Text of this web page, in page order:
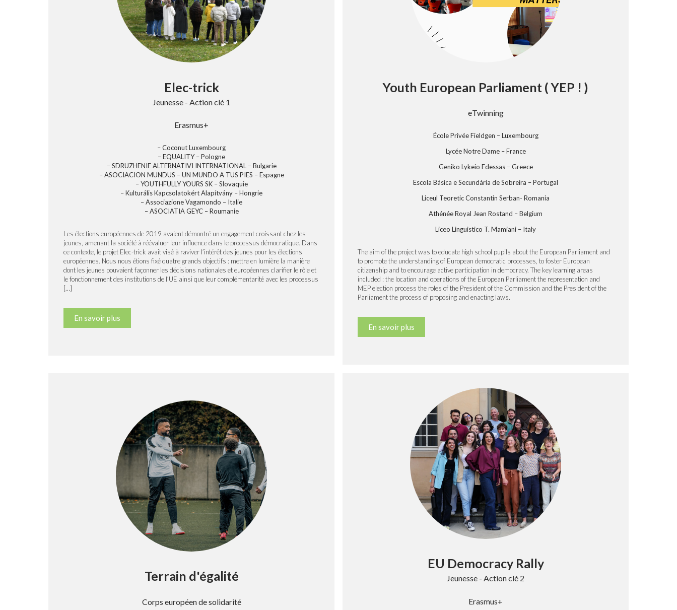
Elec-trick
Jeunesse - Action clé 1
Erasmus+
– Coconut Luxembourg
– EQUALITY – Pologne
– SDRUZHENIE ALTERNATIVI INTERNATIONAL – Bulgarie
– ASOCIACION MUNDUS – UN MUNDO A TUS PIES – Espagne
– YOUTHFULLY YOURS SK – Slovaquie
– Kulturális Kapcsolatokért Alapítvány – Hongrie
– Associazione Vagamondo – Italie
– ASOCIATIA GEYC – Roumanie
Les élections européennes de 2019 avaient démontré un engagement croissant chez les
jeunes, amenant la société à réévaluer leur influence dans le processus démocratique. Dans
ce contexte, le projet Elec-trick avait visé à raviver l’intérêt des jeunes pour les élections
européennes. Nous nous étions fixé quatre grands objectifs : mettre en lumière la manière
dont les jeunes pouvaient façonner les décisions nationales et européennes clarifier le rôle et
le fonctionnement des institutions de l’UE ainsi que leur complémentarité avec les processus
[…]
En savoir plus
Youth European Parliament ( YEP ! )
eTwinning
École Privée Fieldgen – Luxembourg
Lycée Notre Dame – France
Geniko Lykeio Edessas – Greece
Escola Básica e Secundária de Sobreira – Portugal
Liceul Teoretic Constantin Serban- Romania
Athénée Royal Jean Rostand – Belgium
Liceo Linguistico T. Mamiani – Italy
The aim of the project was to educate high school pupils about the European Parliament and
to promote the understanding of European democratic processes, to foster European
citizenship and to encourage active participation in democracy. The key learning areas
included : the location and operations of the European Parliament the representation and
MEP election process the roles of the President of the Commission and the President of the
Parliament the process of proposing and enacting laws.
En savoir plus
Terrain d'égalité
Corps européen de solidarité
EU Democracy Rally
Jeunesse - Action clé 2
Erasmus+